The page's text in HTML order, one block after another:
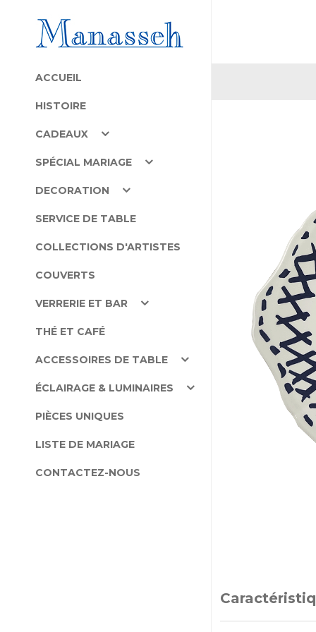
ACCUEIL
HISTOIRE
CADEAUX
SPÉCIAL MARIAGE
DECORATION
SERVICE DE TABLE
COLLECTIONS D'ARTISTES
COUVERTS
VERRERIE ET BAR
THÉ ET CAFÉ
ACCESSOIRES DE TABLE
ÉCLAIRAGE & LUMINAIRES
PIÈCES UNIQUES
LISTE DE MARIAGE
CONTACTEZ-NOUS